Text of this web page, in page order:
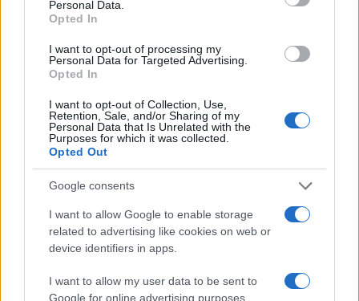
Personal Data.
Opted In
I want to opt-out of processing my
Personal Data for Targeted Advertising.
Opted In
I want to opt-out of Collection, Use,
Retention, Sale, and/or Sharing of my
Personal Data that Is Unrelated with the
Purposes for which it was collected.
Opted Out
Google consents
I want to allow Google to enable storage
related to advertising like cookies on web or
device identifiers in apps.
I want to allow my user data to be sent to
Google for online advertising purposes.
NECROLOGIE
Mario Malu
Paolo Pinna
Martina Agostina Diturco